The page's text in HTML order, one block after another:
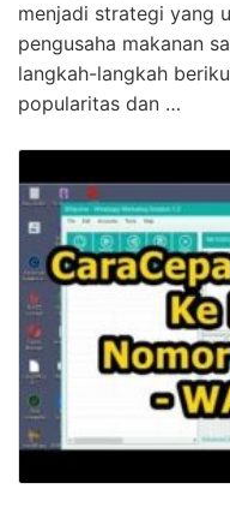
menjadi strategi yang
pengusaha makanan
langkah-langkah
popularitas dan …